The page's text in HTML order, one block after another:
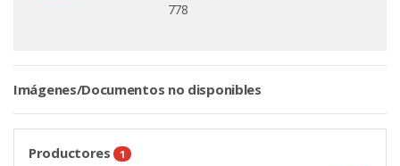
778
Imágenes/Documentos no disponibles
Productores 1